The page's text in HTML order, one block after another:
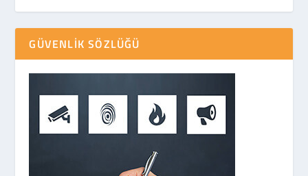
GÜVENLIK SÖZLÜĞÜ